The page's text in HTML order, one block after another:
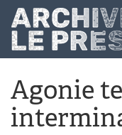
Aller au contenu principal
Agonie